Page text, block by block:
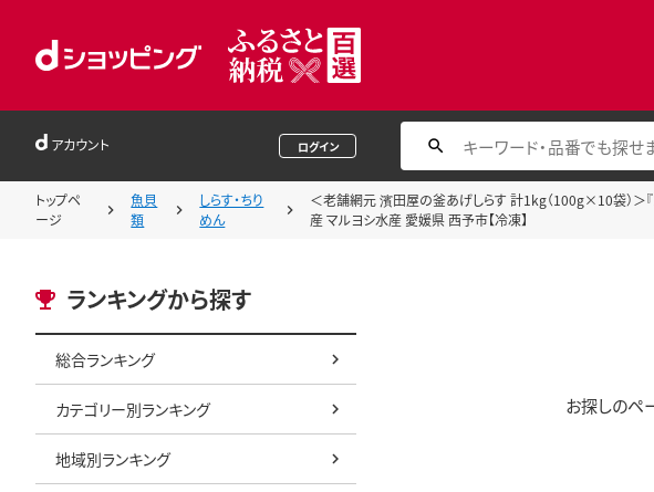
アカウント ログイン
トップペ
ージ
魚貝
類
しらす・ちり
めん
＜老舗網元 濱田屋の釜あげしらす 計1kg（100g×10袋）＞
産 マルヨシ水産 愛媛県 西予市【冷凍】
ランキングから探す
総合ランキング
カテゴリー別ランキング
地域別ランキング
お探しのペ